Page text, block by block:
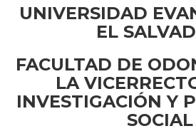
UNIVERSIDAD
EL
FACULTAD DE
LA
INVESTIGACIÓN Y
SOCIAL